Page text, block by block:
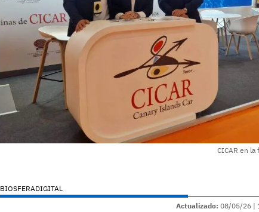
CICAR en la
BIOSFERADIGITAL
Actualizado: 08/05/26 |